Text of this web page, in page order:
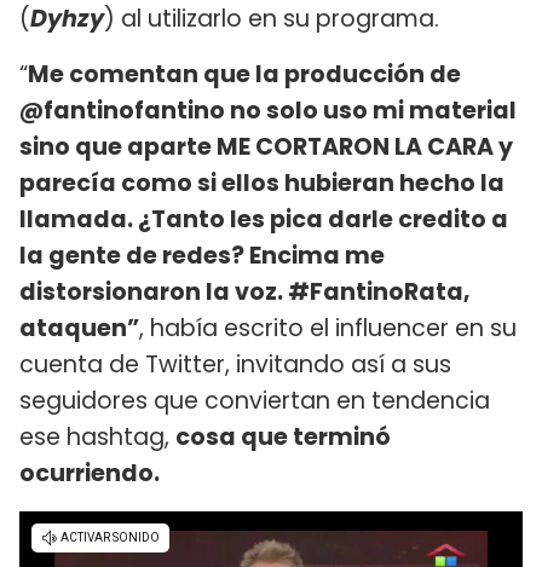
(Dyhzy) al utilizarlo en su programa.
“Me comentan que la producción de
@fantinofantino no solo uso mi material
sino que aparte ME CORTARON LA CARA y
parecía como si ellos hubieran hecho la
llamada. ¿Tanto les pica darle credito a
la gente de redes? Encima me
distorsionaron la voz. #FantinoRata,
ataquen”, había escrito el influencer en su
cuenta de Twitter, invitando así a sus
seguidores que conviertan en tendencia
ese hashtag, cosa que terminó
ocurriendo.